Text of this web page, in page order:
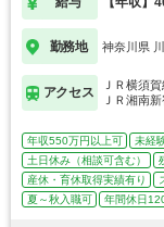
勤務地 神奈川県
アクセス
ＪＲ横須
ＪＲ湘南
年収550万円以上可 未経
土日休み（相談可含む）
産休・育休取得実績有り
夏～秋入職可
年間休日